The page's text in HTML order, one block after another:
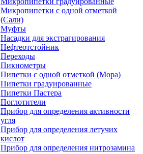
Микропипетки с одной отметкой
(Сали)
Муфты
Насадки для экстрагирования
Нефтеотстойник
Переходы
Пикнометры
Пипетки с одной отметкой (Мора)
Пипетки градуированные
Пипетки Пастера
Поглотители
Прибор для определения активности
угля
Прибор для определения летучих
кислот
Прибор для определения нитрозамина